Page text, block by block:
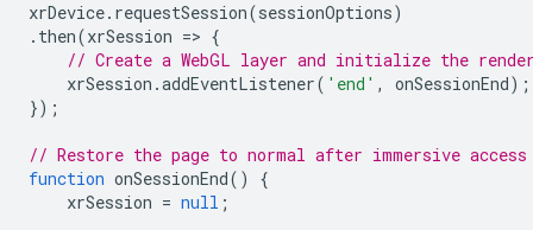
xrDevice. requestSession(sessionOptions)
. then(xrSession => {
// Create a WebGL layer and initialize the
xrSession .addEventListener( 'end' , onSessionEnd);
});
// Restore the page to normal after immersive access
function onSessionEnd()
{
xrSession = null ;